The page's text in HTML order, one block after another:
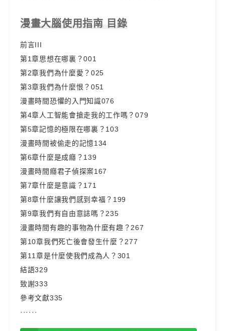
漫畫大腦使用指南 目錄
前言III
第1章思想在哪裏？001
第2章我們為什麼愛？025
第3章我們為什麼恨？051
漫畫時間恐懼的入門知識076
第4章人工智能會搶走我的工作嗎？079
第5章記憶的極限在哪裏？103
漫畫時間被偷走的記憶134
第6章什麼是成癮？139
漫畫時間癮君子偵探案167
第7章什麼是意識？171
第8章什麼讓我們感到幸福？199
第9章我們有自由意誌嗎？235
漫畫時間有趣的事物為什麼有趣？267
第10章我們死亡後會發生什麼？277
第11章是什麼使我們成為人？301
結語329
致謝333
參考文獻335
······